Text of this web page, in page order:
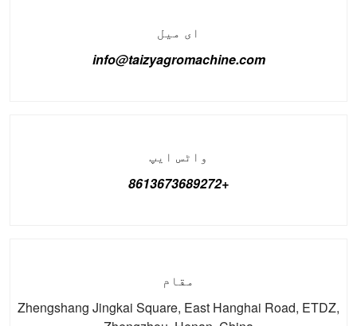
ای میل
info@taizyagromachine.com
واٹس ایپ
+8613673689272
مقام
Zhengshang Jingkai Square, East Hanghai Road, ETDZ,